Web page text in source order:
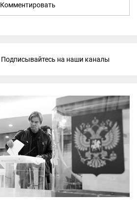
Комментировать
Подписывайтесь на наши каналы